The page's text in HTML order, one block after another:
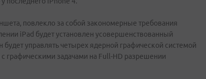
повлекло за собой закономерные требования
iPad будет установлен усовершенствованный
будет управлять четырех ядерной графической системой
графическими задачами на Full-HD разрешении